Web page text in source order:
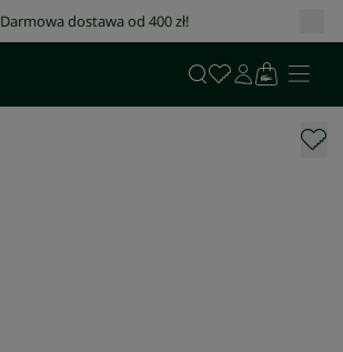
Darmowa dostawa od 400 zł!